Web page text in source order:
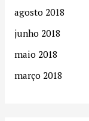
agosto 2018
junho 2018
maio 2018
março 2018